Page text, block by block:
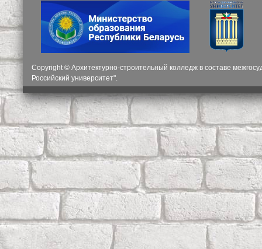
Copyright © Архитектурно-строительный колледж в составе
Российский университет".